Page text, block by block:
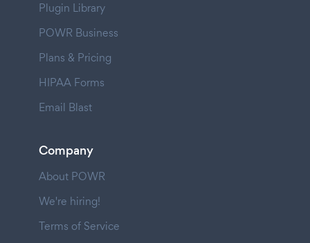
Plugin Library
POWR Business
Plans & Pricing
HIPAA Forms
Email Blast
Company
About POWR
We're hiring!
Terms of Service